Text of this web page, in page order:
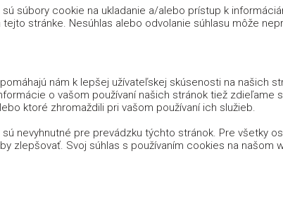
súbory cookie na ukladanie a/alebo prístup k
stránke. Nesúhlas alebo odvolanie súhlasu môže
nám k lepšej užívateľskej skúsenosti na našich
o vašom používaní našich stránok tiež zdieľame
ktoré zhromaždili pri vašom používaní ich služieb.
nevyhnutné pre prevádzku týchto stránok. Pre všetky
zlepšovať. Svoj súhlas s používaním cookies na